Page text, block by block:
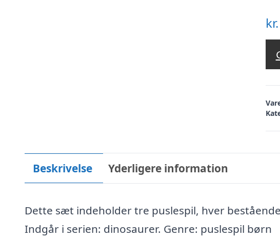
kr.
Beskrivelse Yderligere information
Dette sæt indeholder tre puslespil, hver
Indgår i serien: dinosaurer. Genre: puslespil børn